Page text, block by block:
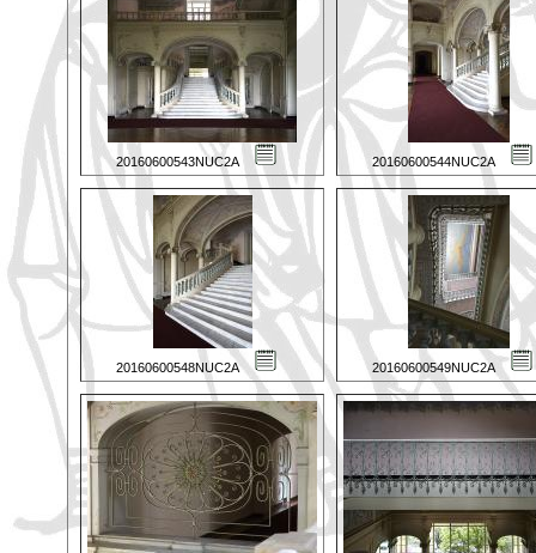
20160600543NUC2A 20160600544NUC2A
20160600548NUC2A 20160600549NUC2A